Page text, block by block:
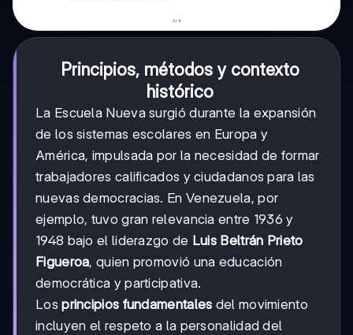
Principios, métodos y contexto
histórico
La Escuela Nueva surgió durante la expansión
de los sistemas escolares en Europa y
América, impulsada por la necesidad de formar
trabajadores calificados y ciudadanos para las
nuevas democracias. En Venezuela, por
ejemplo, tuvo gran relevancia entre 1936 y
1948 bajo el liderazgo de Luis Beltrán Prieto
Figueroa, quien promovió una educación
democrática y participativa.
Losprincipios fundamentales del movimiento
incluyen el respeto a la personalidad del